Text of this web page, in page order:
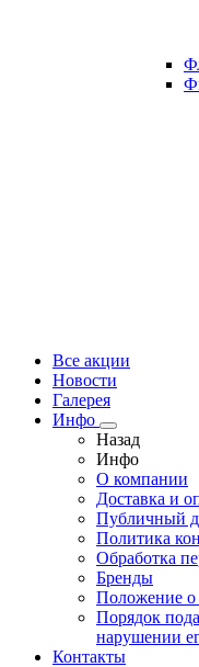
Все акции
Новости
Галерея
Инфо
Назад
Инфо
О компании
Доставка и
Публичный
Политика
Обработка
Бренды
Положение о
Порядок
нарушении
Контакты